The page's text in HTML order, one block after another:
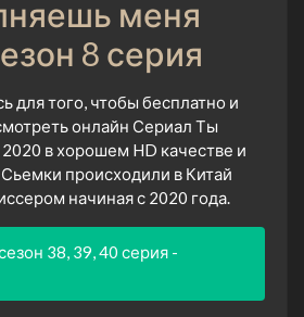
меня
8 серия
для того, чтобы бесплатно и
онлайн Сериал Ты
в хорошем HD качестве и
происходили в Китай
начиная с 2020 года.
38, 39, 40 серия -